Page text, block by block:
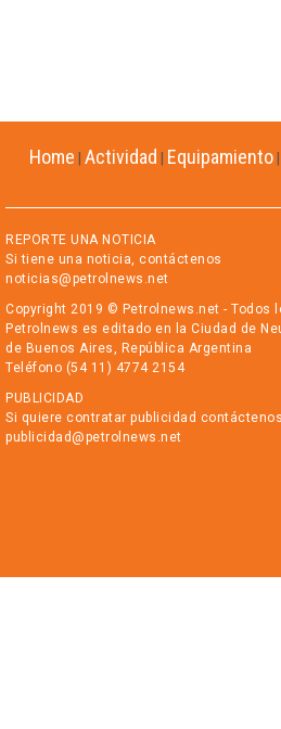
Home Actividad Equipamiento
REPORTE UNA NOTICIA
Si tiene una noticia, contáctenos
noticias@petrolnews.net
Copyright 2019 © Petrolnews.net - Todos
Petrolnews es editado en la Ciudad de
de Buenos Aires, República Argentina
Teléfono (54 11) 4774 2154
PUBLICIDAD
Si quiere contratar publicidad contáctenos
publicidad@petrolnews.net